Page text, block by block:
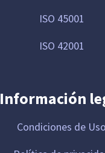
ISO 45001
ISO 42001
Información
Condiciones de Uso